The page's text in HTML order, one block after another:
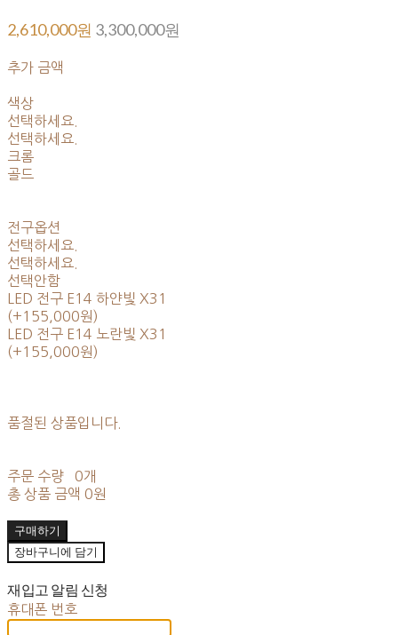
2,610,000원 3,300,000원
추가 금액
색상
선택하세요.
선택하세요.
크롬
골드
전구옵션
선택하세요.
선택하세요.
선택안함
LED 전구 E14 하얀빛 X31
(+155,000원)
LED 전구 E14 노란빛 X31
(+155,000원)
품절된 상품입니다.
주문 수량
0개
총 상품 금액 0원
구매하기
장바구니에 담기
재입고 알림 신청
휴대폰 번호